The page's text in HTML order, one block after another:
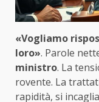
«Vogliamo
loro». Parole
ministro. La
rovente. La
rapidità, si